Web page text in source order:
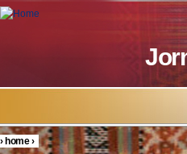
Skip to main content
You are here
›home›